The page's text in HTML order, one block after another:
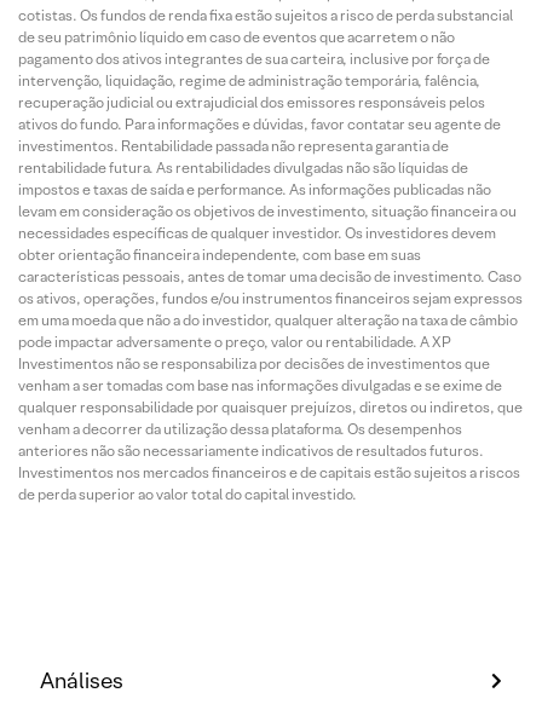
cotistas. Os fundos de renda fixa estão sujeitos a risco de perda substancial
de seu patrimônio líquido em caso de eventos que acarretem o não
pagamento dos ativos integrantes de sua carteira, inclusive por força de
intervenção, liquidação, regime de administração temporária, falência,
recuperação judicial ou extrajudicial dos emissores responsáveis pelos
ativos do fundo. Para informações e dúvidas, favor contatar seu agente de
investimentos. Rentabilidade passada não representa garantia de
rentabilidade futura. As rentabilidades divulgadas não são líquidas de
impostos e taxas de saída e performance. As informações publicadas não
levam em consideração os objetivos de investimento, situação financeira ou
necessidades específicas de qualquer investidor. Os investidores devem
obter orientação financeira independente, com base em suas
características pessoais, antes de tomar uma decisão de investimento. Caso
os ativos, operações, fundos e/ou instrumentos financeiros sejam expressos
em uma moeda que não a do investidor, qualquer alteração na taxa de câmbio
pode impactar adversamente o preço, valor ou rentabilidade. A XP
Investimentos não se responsabiliza por decisões de investimentos que
venham a ser tomadas com base nas informações divulgadas e se exime de
qualquer responsabilidade por quaisquer prejuízos, diretos ou indiretos, que
venham a decorrer da utilização dessa plataforma. Os desempenhos
anteriores não são necessariamente indicativos de resultados futuros.
Investimentos nos mercados financeiros e de capitais estão sujeitos a riscos
de perda superior ao valor total do capital investido.
Análises